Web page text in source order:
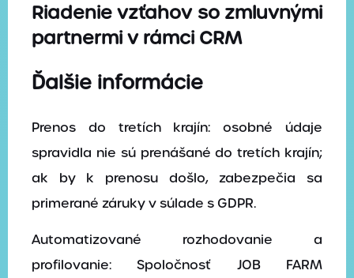
Riadenie vzťahov so zmluvnými
partnermi v rámci CRM
Ďalšie informácie
Prenos do tretích krajín: osobné údaje
spravidla nie sú prenášané do tretích krajín;
ak by k prenosu došlo, zabezpečia sa
primerané záruky v súlade s GDPR.
Automatizované rozhodovanie a
profilovanie: Spoločnosť JOB FARM